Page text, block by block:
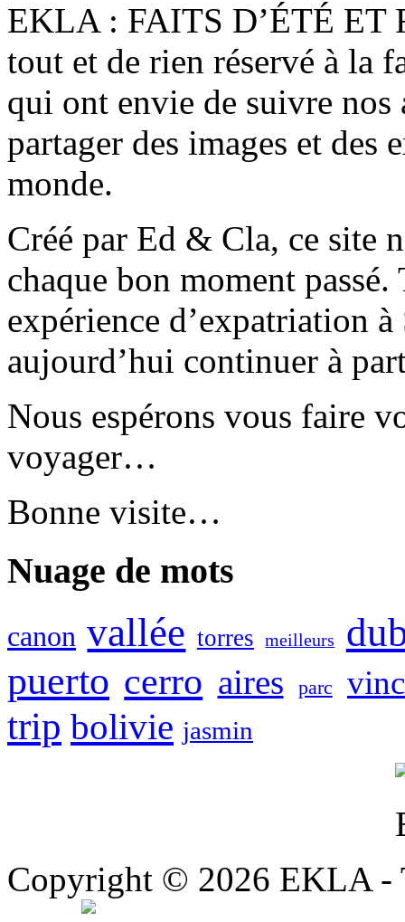
EKLA : FAITS D’ÉTÉ ET
tout et de rien réservé à la
qui ont envie de suivre nos
partager des images et des
monde.
Créé par Ed & Cla, ce site
chaque bon moment
expérience d’expatriation
aujourd’hui continuer à
Nous espérons vous faire
voyager…
Bonne visite…
Nuage de mots
canon vallée torres meilleurs
puerto cerro aires parc
trip bolivie jasmin
Copyright © 2026 EKLA -